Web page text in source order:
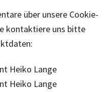
über unsere Cookie-
kontaktiere uns bitte
Heiko Lange
Heiko Lange